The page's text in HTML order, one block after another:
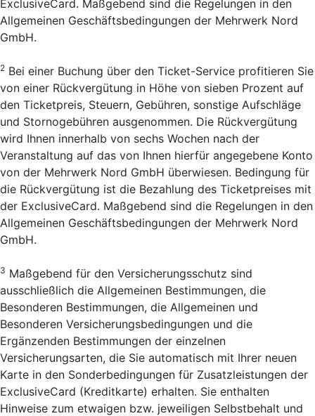
ExclusiveCard. Maßgebend sind die Regelungen in den
Allgemeinen Geschäftsbedingungen der Mehrwerk Nord
GmbH.
2 Bei einer Buchung über den Ticket-Service profitieren Sie
von einer Rückvergütung in Höhe von sieben Prozent auf
den Ticketpreis, Steuern, Gebühren, sonstige Aufschläge
und Stornogebühren ausgenommen. Die Rückvergütung
wird Ihnen innerhalb von sechs Wochen nach der
Veranstaltung auf das von Ihnen hierfür angegebene Konto
von der Mehrwerk Nord GmbH überwiesen. Bedingung für
die Rückvergütung ist die Bezahlung des Ticketpreises mit
der ExclusiveCard. Maßgebend sind die Regelungen in den
Allgemeinen Geschäftsbedingungen der Mehrwerk Nord
GmbH.
3 Maßgebend für den Versicherungsschutz sind
ausschließlich die Allgemeinen Bestimmungen, die
Besonderen Bestimmungen, die Allgemeinen und
Besonderen Versicherungsbedingungen und die
Ergänzenden Bestimmungen der einzelnen
Versicherungsarten, die Sie automatisch mit Ihrer neuen
Karte in den Sonderbedingungen für Zusatzleistungen der
ExclusiveCard (Kreditkarte) erhalten. Sie enthalten
Hinweise zum etwaigen bzw. jeweiligen Selbstbehalt und